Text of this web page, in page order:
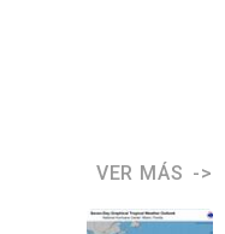
VER MÁS